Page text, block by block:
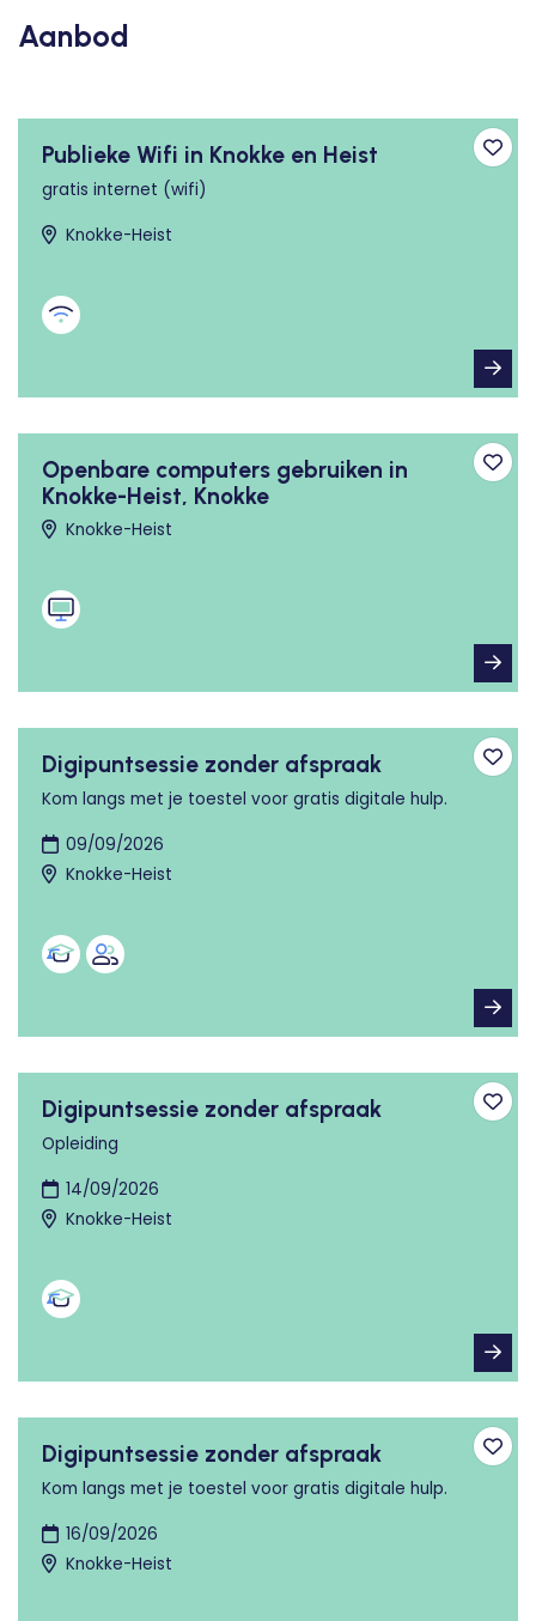
Aanbod
Publieke Wifi in Knokke en Heist
gratis internet (wifi)
Knokke-Heist
Openbare computers gebruiken in
Knokke-Heist, Knokke
Knokke-Heist
Digipuntsessie zonder afspraak
Kom langs met je toestel voor gratis digitale hulp.
09/09/2026
Knokke-Heist
Digipuntsessie zonder afspraak
Opleiding
14/09/2026
Knokke-Heist
Digipuntsessie zonder afspraak
Kom langs met je toestel voor gratis digitale hulp.
16/09/2026
Knokke-Heist